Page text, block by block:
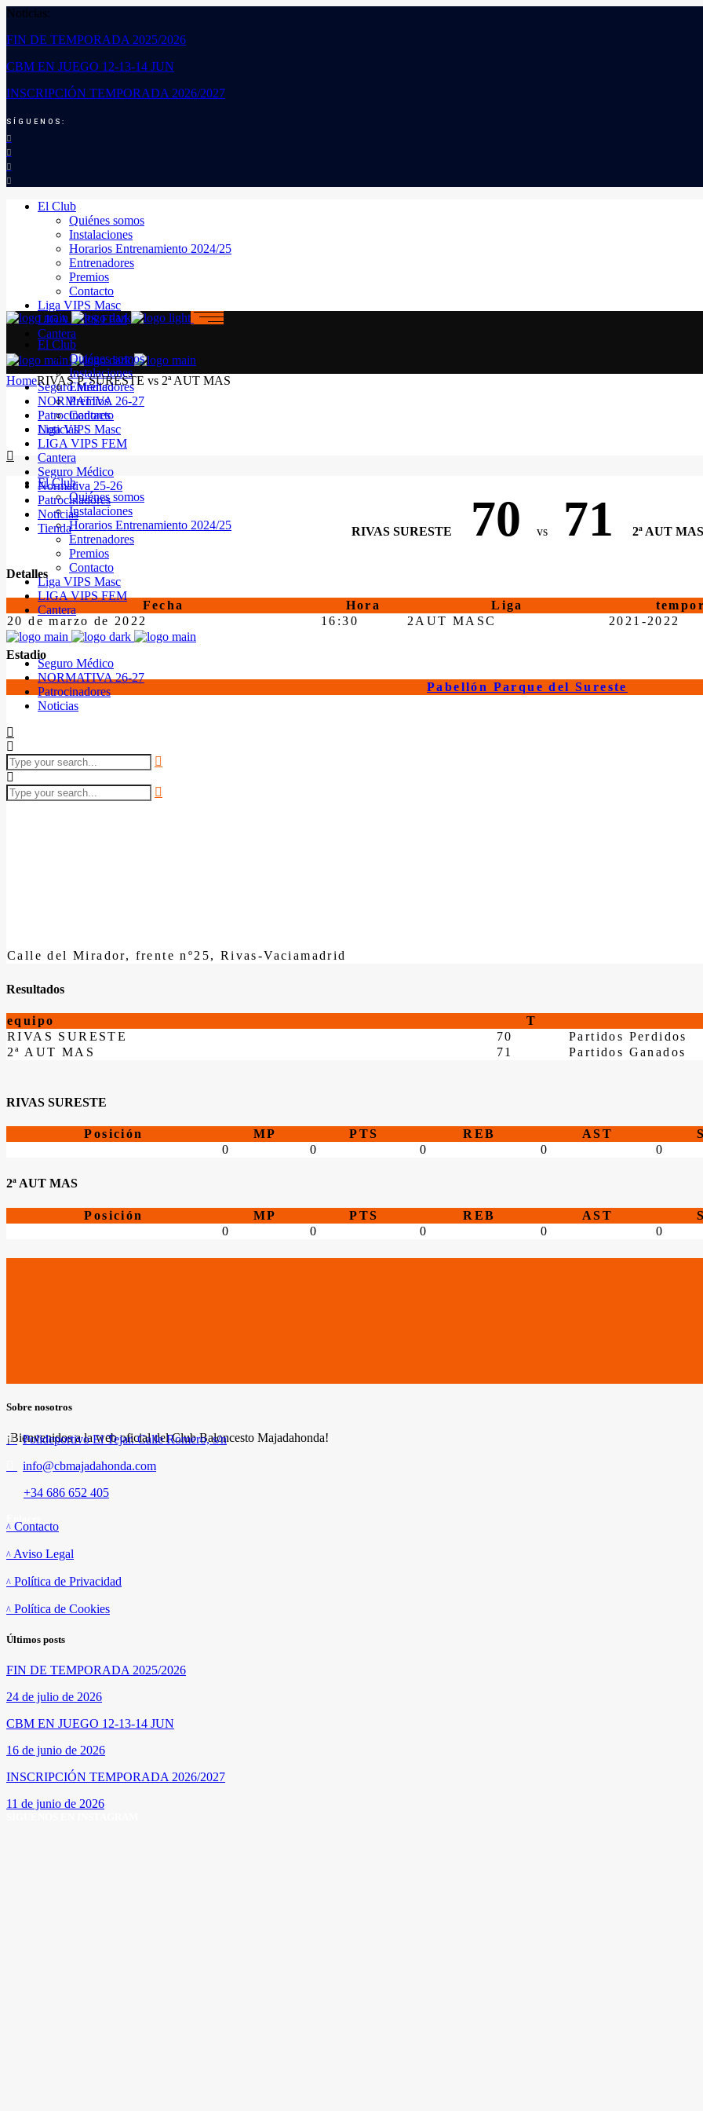
Noticias:
FIN DE TEMPORADA 2025/2026
CBM EN JUEGO 12-13-14 JUN
INSCRIPCIÓN TEMPORADA 2026/2027
SÍGUENOS:
El Club
Quiénes somos
Instalaciones
Horarios Entrenamiento 2024/25
Entrenadores
Premios
Contacto
Liga VIPS Masc
LIGA VIPS FEM
Cantera
Seguro Médico
NORMATIVA 26-27
Patrocinadores
Noticias
El Club
Quiénes somos
Instalaciones
Horarios Entrenamiento 2024/25
Entrenadores
Premios
Contacto
Liga VIPS Masc
LIGA VIPS FEM
Cantera
Seguro Médico
NORMATIVA 26-27
Patrocinadores
Noticias
El Club
Quiénes somos
Instalaciones
Entrenadores
Premios
Contacto
Liga VIPS Masc
LIGA VIPS FEM
Cantera
Seguro Médico
Normativa 25-26
Patrocinadores
Noticias
Tienda
HomeRIVAS P. SURESTE vs 2ª AUT MAS
RIVAS SURESTE 70 vs 71 2ª AUT MAS
Detalles
Fecha Hora Liga
20 de marzo de 2022
16:30 2AUT MASC 2021-2022
Estadio
Pabellón Parque del Sureste
Calle del Mirador, frente nº25, Rivas-Vaciamadrid
Resultados
equipo T
RIVAS SURESTE
70
Partidos Perdidos
2ª AUT MAS
71 Partidos Ganados
RIVAS SURESTE
Posición MP PTS REB AST
0
0 0 0 0
2ª AUT MAS
Posición MP PTS REB AST
0
0 0 0 0
Sobre nosotros
¡Bienvenidos a la web oficial del Club Baloncesto Majadahonda!
Polideportivo El Tejar. Calle Romero, s/n
info@cbmajadahonda.com
+34 686 652 405
Contacto
Aviso Legal
Política de Privacidad
Política de Cookies
Últimos posts
FIN DE TEMPORADA 2025/2026
24 de julio de 2026
CBM EN JUEGO 12-13-14 JUN
16 de junio de 2026
INSCRIPCIÓN TEMPORADA 2026/2027
11 de junio de 2026